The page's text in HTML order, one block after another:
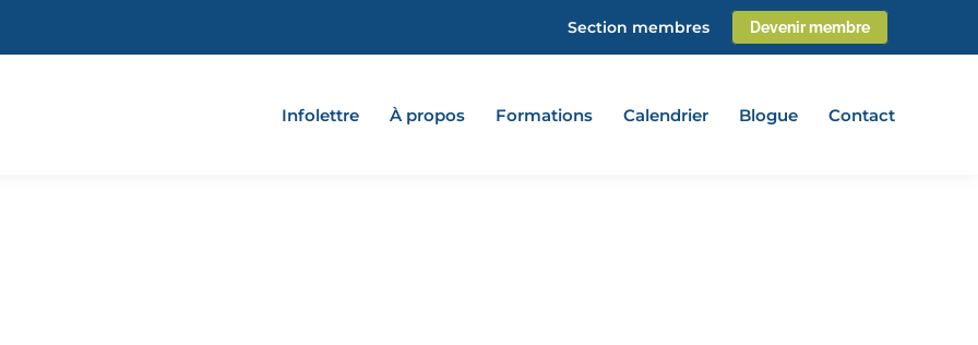
Section membres Devenir membre
Infolettre À propos Formations Calendrier Blogue Contact